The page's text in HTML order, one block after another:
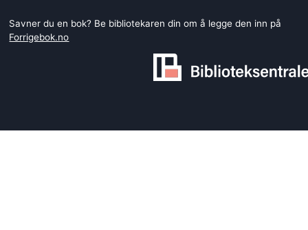
Savner du en bok? Be bibliotekaren din om å legge den inn på
Forrigebok.no